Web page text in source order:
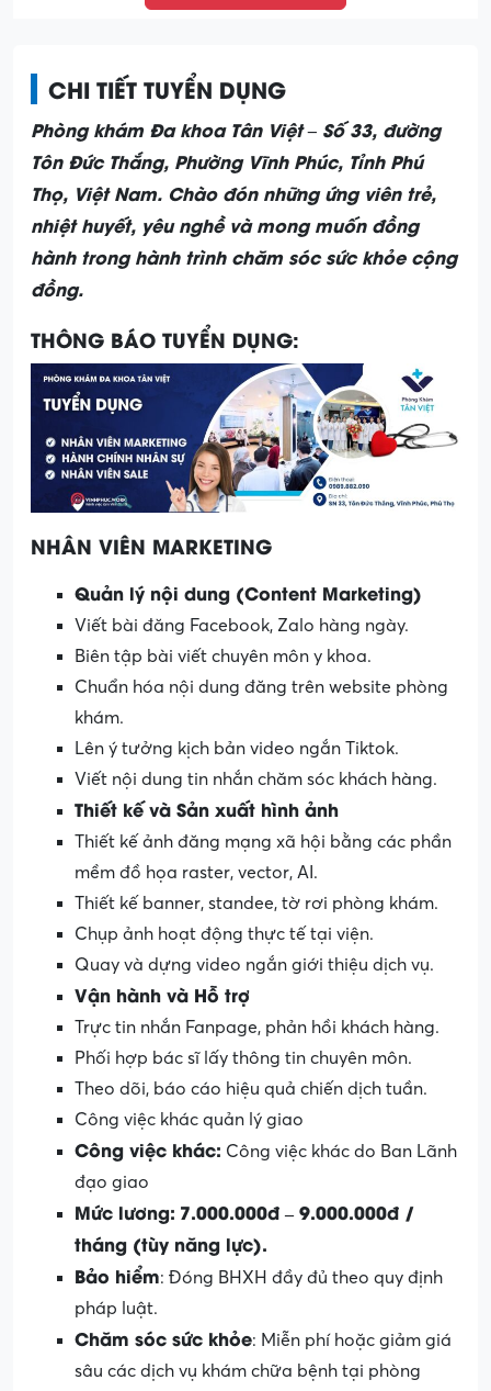
CHI TIẾT TUYỂN DỤNG
Phòng khám Đa khoa Tân Việt – Số 33, đường
Tôn Đức Thắng, Phường Vĩnh Phúc, Tỉnh Phú
Thọ, Việt Nam. Chào đón những ứng viên trẻ,
nhiệt huyết, yêu nghề và mong muốn đồng
hành trong hành trình chăm sóc sức khỏe cộng
đồng.
THÔNG BÁO TUYỂN DỤNG:
NHÂN VIÊN MARKETING
Quản lý nội dung (Content Marketing)
Viết bài đăng Facebook, Zalo hàng ngày.
Biên tập bài viết chuyên môn y khoa.
Chuẩn hóa nội dung đăng trên website phòng
khám.
Lên ý tưởng kịch bản video ngắn Tiktok.
Viết nội dung tin nhắn chăm sóc khách hàng.
Thiết kếvà Sản xuất hình ảnh
Thiết kế ảnh đăng mạng xã hội bằng các phần
mềm đồ họa raster, vector, AI.
Thiết kế banner, standee, tờ rơi phòng khám.
Chụp ảnh hoạt động thực tế tại viện.
Quay và dựng video ngắn giới thiệu dịch vụ.
Vận hành và Hỗ trợ
Trực tin nhắn Fanpage, phản hồi khách hàng.
Phối hợp bác sĩ lấy thông tin chuyên môn.
Theo dõi, báo cáo hiệu quả chiến dịch tuần.
Công việc khác quản lý giao
Công việc khác: Công việc khác do Ban Lãnh
đạo giao
Mức lương: 7.000.000đ – 9.000.000đ /
tháng (tùy năng lực).
Bảo hiểm: Đóng BHXH đầy đủ theo quy định
pháp luật.
Chăm sóc sức khỏe: Miễn phí hoặc giảm giá
sâu các dịch vụ khám chữa bệnh tại phòng